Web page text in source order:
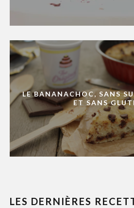
LE BANANACHOC, SANS
ET SANS
LES DERNIÈRES